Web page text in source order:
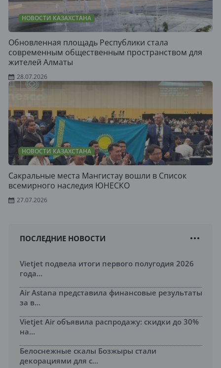
НОВОСТИ КАЗАХСТАНА
Обновленная площадь Республики стала
современным общественным пространством для
жителей Алматы
28.07.2026
НОВОСТИ КАЗАХСТАНА
Сакральные места Мангистау вошли в Список
всемирного наследия ЮНЕСКО
27.07.2026
ПОСЛЕДНИЕ НОВОСТИ
Vietjet подвела итоги первого полугодия 2026
года...
Air Astana представила финансовые результаты
за в...
Vietjet Air объявила распродажу: скидки до 30%
на...
Белоснежные скалы Бозжыры стали
декорациями для с...